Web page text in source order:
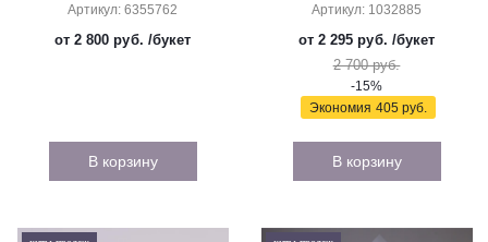
Артикул: 6355762
от 2 800 руб. /букет
В корзину
Артикул: 1032885
от 2 295 руб. /букет
2 700 руб.
-15%
Экономия 405 руб.
В корзину